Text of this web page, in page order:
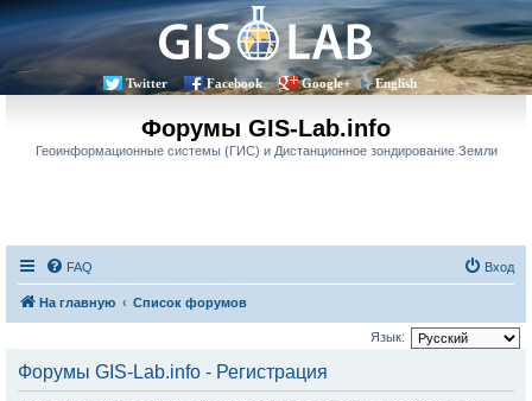
Twitter Facebook Google+ English
Форумы GIS-Lab.info
Геоинформационные системы (ГИС) и Дистанционное зондирование Земли
FAQ Вход
На главную Список форумов
Язык:
Форумы GIS-Lab.info - Регистрация